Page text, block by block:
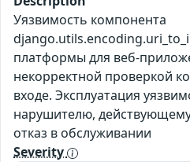
Уязвимость компонента
платформы для веб-
некорректной проверкой
входе. Эксплуатация
нарушителю,
отказ в обслуживании
Severity